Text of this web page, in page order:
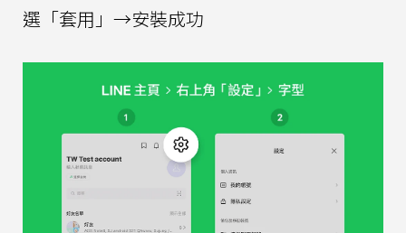
選「套用」→安裝成功